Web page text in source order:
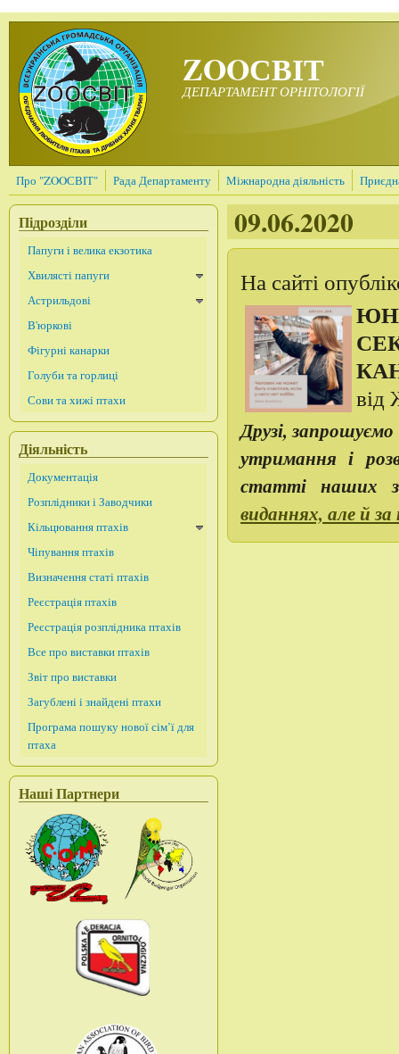
Перейти до основного матеріалу
ZOOСВІТ
ДЕПАРТАМЕНТ ОРНІТОЛОГІЇ
Про "ZOOСВІТ" Рада Департаменту Міжнародна діяльність
Підрозділи
Папуги і велика екзотика
Хвилясті папуги
Астрильдові
В'юркові
Фігурні канарки
Голуби та горлиці
Сови та хижі птахи
Діяльність
Документація
Розплідники і Заводчики
Кільцювання птахів
Чіпування птахів
Визначення статі птахів
Реєстрація птахів
Реєстрація розплідника птахів
Все про виставки птахів
Звіт про виставки
Загублені і знайдені птахи
Програма пошуку нової сім’ї для
птаха
Наші Партнери
09.06.2020
На сайті
від
Друзі,
утримання і
статті наших
виданнях, але й